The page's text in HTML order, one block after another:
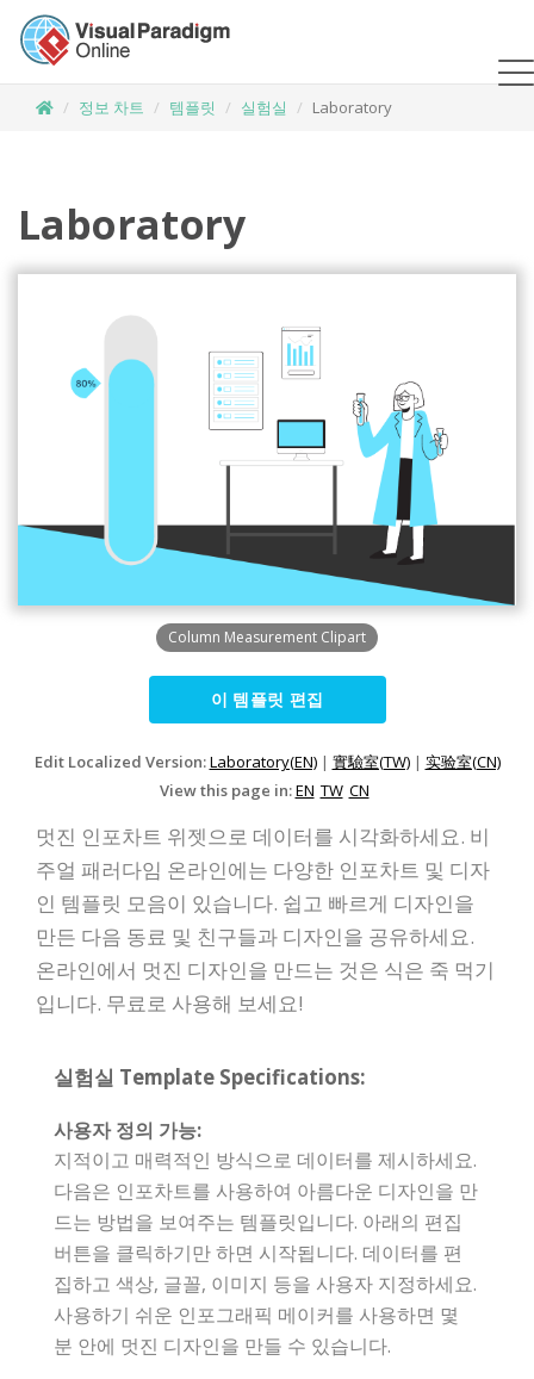
정보 차트 템플릿 실험실 Laboratory
Laboratory
Column Measurement Clipart
이 템플릿 편집
Edit Localized Version:Laboratory(EN)| 實驗室(TW)| 实验室(CN)
View this page in:EN TW CN
멋진 인포차트 위젯으로 데이터를 시각화하세요. 비
주얼 패러다임 온라인에는 다양한 인포차트 및 디자
인 템플릿 모음이 있습니다. 쉽고 빠르게 디자인을
만든 다음 동료 및 친구들과 디자인을 공유하세요.
온라인에서 멋진 디자인을 만드는 것은 식은 죽 먹기
입니다. 무료로 사용해 보세요!
실험실 Template Specifications:
사용자 정의 가능:
지적이고 매력적인 방식으로 데이터를 제시하세요.
다음은 인포차트를 사용하여 아름다운 디자인을 만
드는 방법을 보여주는 템플릿입니다. 아래의 편집
버튼을 클릭하기만 하면 시작됩니다. 데이터를 편
집하고 색상, 글꼴, 이미지 등을 사용자 지정하세요.
사용하기 쉬운 인포그래픽 메이커를 사용하면 몇
분 안에 멋진 디자인을 만들 수 있습니다.